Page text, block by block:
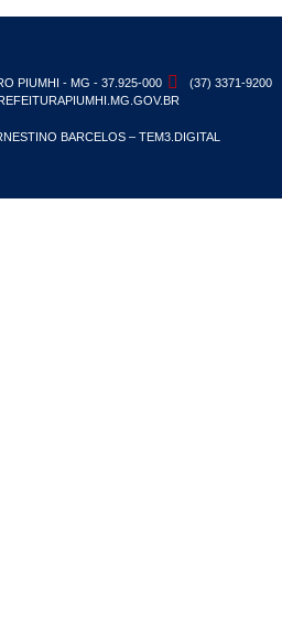
PIUMHI - MG - 37.925-000
(37) 3371-9200
BARCELOS – TEM3.DIGITAL